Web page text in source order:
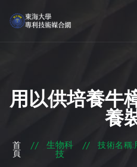
用以供培養牛
養
首
頁
// 生物科
技
// 技術名稱